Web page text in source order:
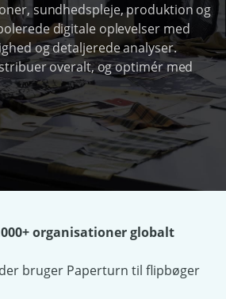
sundhedspleje, produktion og
digitale oplevelser med
og detaljerede analyser.
overalt, og optimér med
organisationer globalt